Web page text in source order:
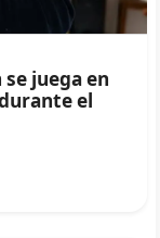
juega en
el